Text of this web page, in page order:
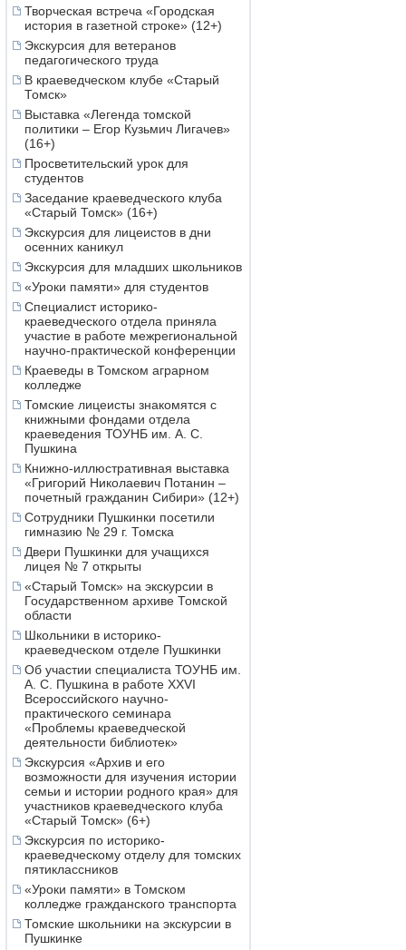
Творческая встреча «Городская
история в газетной строке» (12+)
Экскурсия для ветеранов
педагогического труда
В краеведческом клубе «Старый
Томск»
Выставка «Легенда томской
политики – Егор Кузьмич Лигачев»
(16+)
Просветительский урок для
студентов
Заседание краеведческого клуба
«Старый Томск» (16+)
Экскурсия для лицеистов в дни
осенних каникул
Экскурсия для младших школьников
«Уроки памяти» для студентов
Специалист историко-
краеведческого отдела приняла
участие в работе межрегиональной
научно-практической конференции
Краеведы в Томском аграрном
колледже
Томские лицеисты знакомятся с
книжными фондами отдела
краеведения ТОУНБ им. А. С.
Пушкина
Книжно-иллюстративная выставка
«Григорий Николаевич Потанин –
почетный гражданин Сибири» (12+)
Сотрудники Пушкинки посетили
гимназию № 29 г. Томска
Двери Пушкинки для учащихся
лицея № 7 открыты
«Старый Томск» на экскурсии в
Государственном архиве Томской
области
Школьники в историко-
краеведческом отделе Пушкинки
Об участии специалиста ТОУНБ им.
А. С. Пушкина в работе XXVI
Всероссийского научно-
практического семинара
«Проблемы краеведческой
деятельности библиотек»
Экскурсия «Архив и его
возможности для изучения истории
семьи и истории родного края» для
участников краеведческого клуба
«Старый Томск» (6+)
Экскурсия по историко-
краеведческому отделу для томских
пятиклассников
«Уроки памяти» в Томском
колледже гражданского транспорта
Томские школьники на экскурсии в
Пушкинке